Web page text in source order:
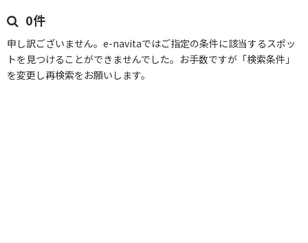
0件
申し訳ございません。e-navitaではご指定の条件に該当するスポッ
トを見つけることができませんでした。お手数ですが「検索条件」
を変更し再検索をお願いします。